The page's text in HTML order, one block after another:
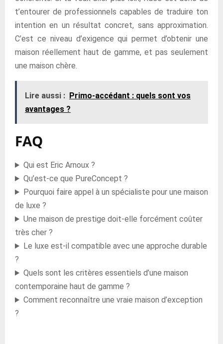
t’entourer de professionnels capables de traduire ton
intention en un résultat concret, sans approximation.
C’est ce niveau d’exigence qui permet d’obtenir une
maison réellement haut de gamme, et pas seulement
une maison chère.
Lire aussi : Primo-accédant : quels sont vos
avantages ?
FAQ
Qui est Eric Arnoux ?
Qu’est-ce que PureConcept ?
Pourquoi faire appel à un spécialiste pour une maison
de luxe ?
Une maison de prestige doit-elle forcément coûter
très cher ?
Le luxe est-il compatible avec une approche durable
?
Quels sont les critères essentiels d’une maison
contemporaine haut de gamme ?
Comment reconnaître une vraie maison d’exception
?